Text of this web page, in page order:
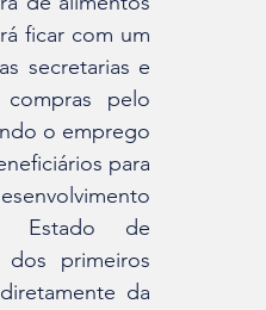
ficar com um
secretarias e
pelo
o emprego
para
primeiros
da